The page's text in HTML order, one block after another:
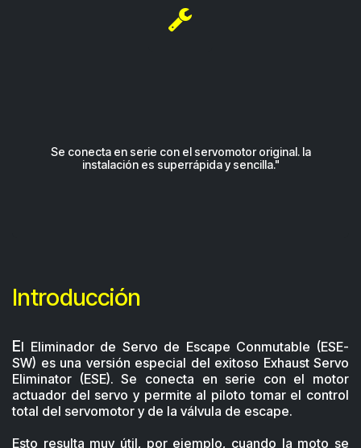
Se conecta en serie con el servomotor original. la
instalación es superrápida y sencilla."​
Introducción
​El Eliminador de Servo de Escape Conmutable (ESE-
SW) es una versión especial del exitoso Exhaust Servo
Eliminator (ESE). Se conecta en serie con el motor
actuador del servo y permite al piloto tomar el control
total del servomotor y de la válvula de escape.
Esto resulta muy útil, por ejemplo, cuando la moto se